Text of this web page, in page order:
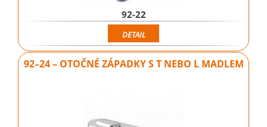
92-22
DETAIL
92–24 – OTOČNÉ ZÁPADKY S T NEBO L MADLEM